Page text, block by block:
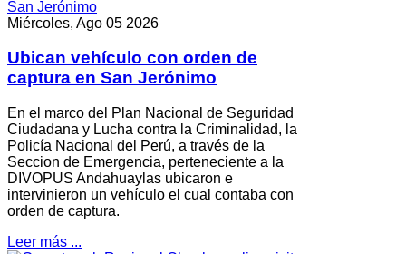
Miércoles, Ago 05 2026
Ubican vehículo con orden de
captura en San Jerónimo
En el marco del Plan Nacional de Seguridad
Ciudadana y Lucha contra la Criminalidad, la
Policía Nacional del Perú, a través de la
Seccion de Emergencia, perteneciente a la
DIVOPUS Andahuaylas ubicaron e
intervinieron un vehículo el cual contaba con
orden de captura.
Leer más ...